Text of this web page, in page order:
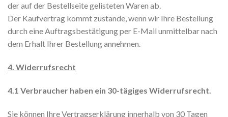
der auf der Bestellseite gelisteten Waren ab.
Der Kaufvertrag kommt zustande, wenn wir Ihre Bestellung
durch eine Auftragsbestätigung per E-Mail unmittelbar nach
dem Erhalt Ihrer Bestellung annehmen.
4. Widerrufsrecht
4.1 Verbraucher haben ein 30-tägiges Widerrufsrecht.
Sie können Ihre Vertragserklärung innerhalb von 30 Tagen